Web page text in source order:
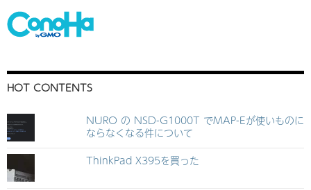
HOT CONTENTS
NURO の NSD-G1000T でMAP-Eが使いものに
ならなくなる件について
ThinkPad X395を買った